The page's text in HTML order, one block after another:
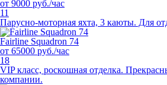
от 9000 руб./час
11
Парусно-моторная яхта, 3 каюты. Для
Fairline Squadron 74
от 65000 руб./час
18
VIP класс, роскошная отделка.
компании.